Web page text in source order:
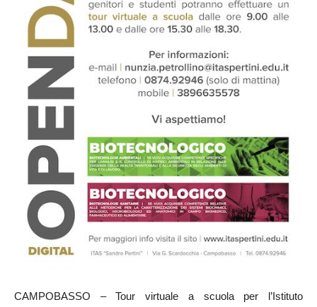
CAMPOBASSO – Tour virtuale a scuola per l’Istituto